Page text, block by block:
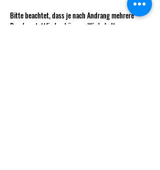
Bitte beachtet, dass je nach Andrang mehrere
Runden stattfinden können. Wir behalten uns vor